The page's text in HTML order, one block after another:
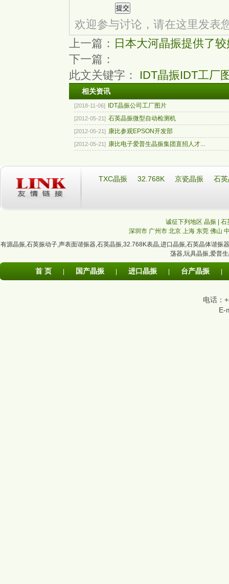
欢迎参与讨论，请在这里发表
上一篇： 日本大河晶振提供了
下一篇：
此文关键字： IDT晶振IDT工厂
相关资讯
[2018-11-06] IDT晶振公司工厂图片
[2012-05-21] 石英晶振微型自动检测机
[2012-05-21] 康比参观EPSON开发部
[2012-05-21] 康比电子爱普生晶振集团直招人才...
TXC晶振 32.768K 京瓷晶振 石
诚征下列地区 晶振 |
深圳市 广州市 北京 上海 东莞 佛山
有源晶振,石英振动子,声表面谐振器,石英晶振,32.768K表晶,进口晶振,石英晶体谐振器
荡器,玩具晶振,爱普
首 页 国产晶振 进口晶振 台产晶振
电话：
E-